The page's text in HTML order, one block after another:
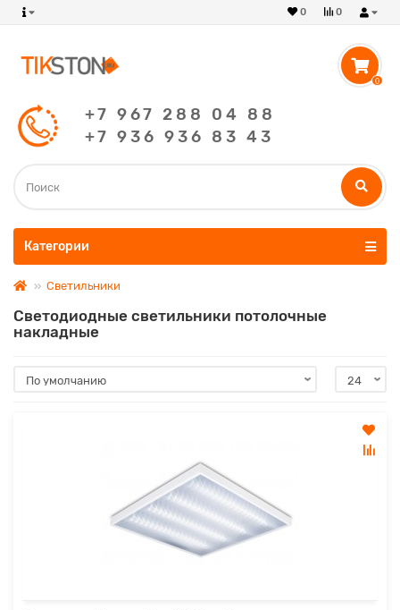
0
0
0
+7 967 288 04 88
+7 936 936 83 43
Категории
Светильники
Светодиодные светильники потолочные
накладные